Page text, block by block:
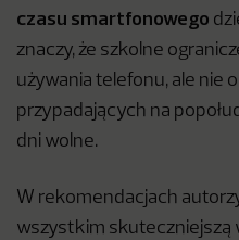
czasu smartfonowego
znaczy, że szkolne
używania telefonu, ale nie
przypadających na
dni wolne.
W rekomendacjach
wszystkim skuteczniejszą